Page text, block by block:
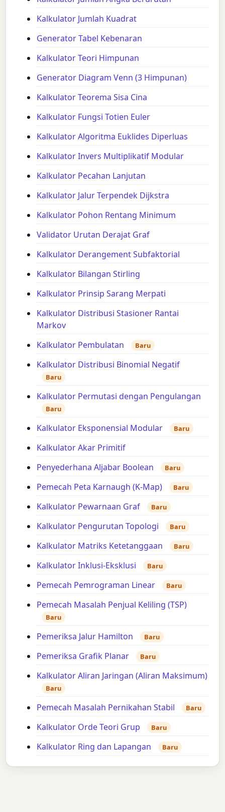
Kalkulator Jumlah Kuadrat
Generator Tabel Kebenaran
Kalkulator Teori Himpunan
Generator Diagram Venn (3 Himpunan)
Kalkulator Teorema Sisa Cina
Kalkulator Fungsi Totien Euler
Kalkulator Algoritma Euklides Diperluas
Kalkulator Invers Multiplikatif Modular
Kalkulator Pecahan Lanjutan
Kalkulator Jalur Terpendek Dijkstra
Kalkulator Pohon Rentang Minimum
Validator Urutan Derajat Graf
Kalkulator Derangement Subfaktorial
Kalkulator Bilangan Stirling
Kalkulator Prinsip Sarang Merpati
Kalkulator Distribusi Stasioner Rantai
Markov
Kalkulator Pembulatan
Baru
Kalkulator Distribusi Binomial Negatif
Baru
Kalkulator Permutasi dengan Pengulangan
Baru
Kalkulator Eksponensial Modular Baru
Kalkulator Akar Primitif
Penyederhana Aljabar Boolean
Baru
Pemecah Peta Karnaugh (K-Map) Baru
Kalkulator Pewarnaan Graf Baru
Kalkulator Pengurutan Topologi Baru
Kalkulator Matriks Ketetanggaan Baru
Kalkulator Inklusi-Eksklusi Baru
Pemecah Pemrograman Linear Baru
Pemecah Masalah Penjual Keliling (TSP)
Baru
Pemeriksa Jalur Hamilton Baru
Pemeriksa Grafik Planar Baru
Kalkulator Aliran Jaringan (Aliran Maksimum)
Baru
Pemecah Masalah Pernikahan Stabil Baru
Kalkulator Orde Teori Grup Baru
Kalkulator Ring dan Lapangan Baru